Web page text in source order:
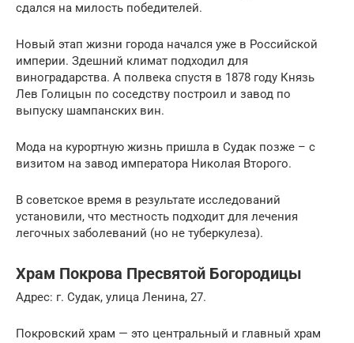
сдался на милость победителей.
Новый этап жизни города начался уже в Российской
империи. Здешний климат подходил для
виноградарства. А полвека спустя в 1878 году Князь
Лев Голицын по соседству построил и завод по
выпуску шампанских вин.
Мода на курортную жизнь пришла в Судак позже – с
визитом на завод императора Николая Второго.
В советское время в результате исследований
установили, что местность подходит для лечения
легочных заболеваний (но не туберкулеза).
Храм Покрова Пресвятой Богородицы
Адрес: г. Судак, улица Ленина, 27.
Покровский храм — это центральный и главный храм